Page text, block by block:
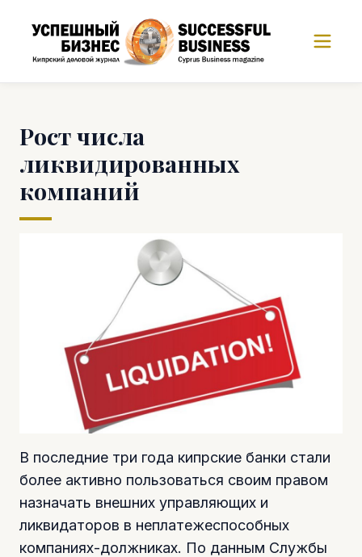
Рост числа
ликвидированных
компаний
В последние три года кипрские банки стали
более активно пользоваться своим правом
назначать внешних управляющих и
ликвидаторов в неплатежеспособных
компаниях-должниках. По данным Службы